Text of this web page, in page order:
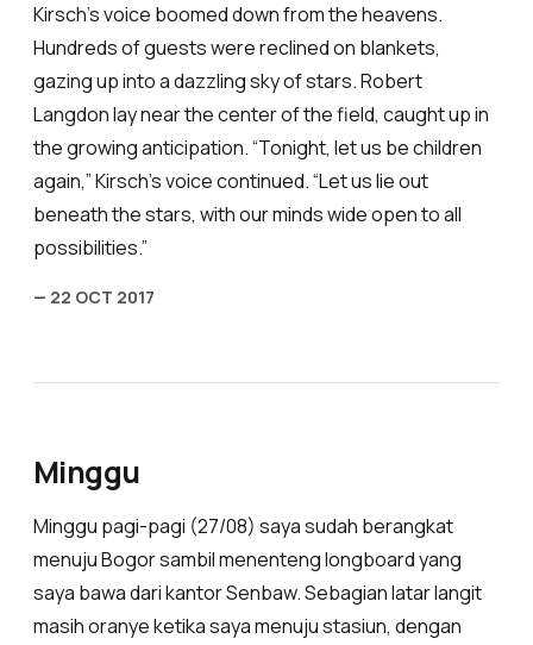
Kirsch’s voice boomed down from the heavens.
Hundreds of guests were reclined on blankets,
gazing up into a dazzling sky of stars. Robert
Langdon lay near the center of the field, caught up in
the growing anticipation. “Tonight, let us be children
again,” Kirsch’s voice continued. “Let us lie out
beneath the stars, with our minds wide open to all
possibilities.”
— 22 OCT 2017
Minggu
Minggu pagi-pagi (27/08) saya sudah berangkat
menuju Bogor sambil menenteng longboard yang
saya bawa dari kantor Senbaw. Sebagian latar langit
masih oranye ketika saya menuju stasiun, dengan